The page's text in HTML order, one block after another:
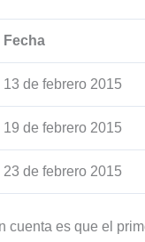
Fecha
13 de febrero 2015
19 de febrero 2015
23 de febrero 2015
cuenta es que el